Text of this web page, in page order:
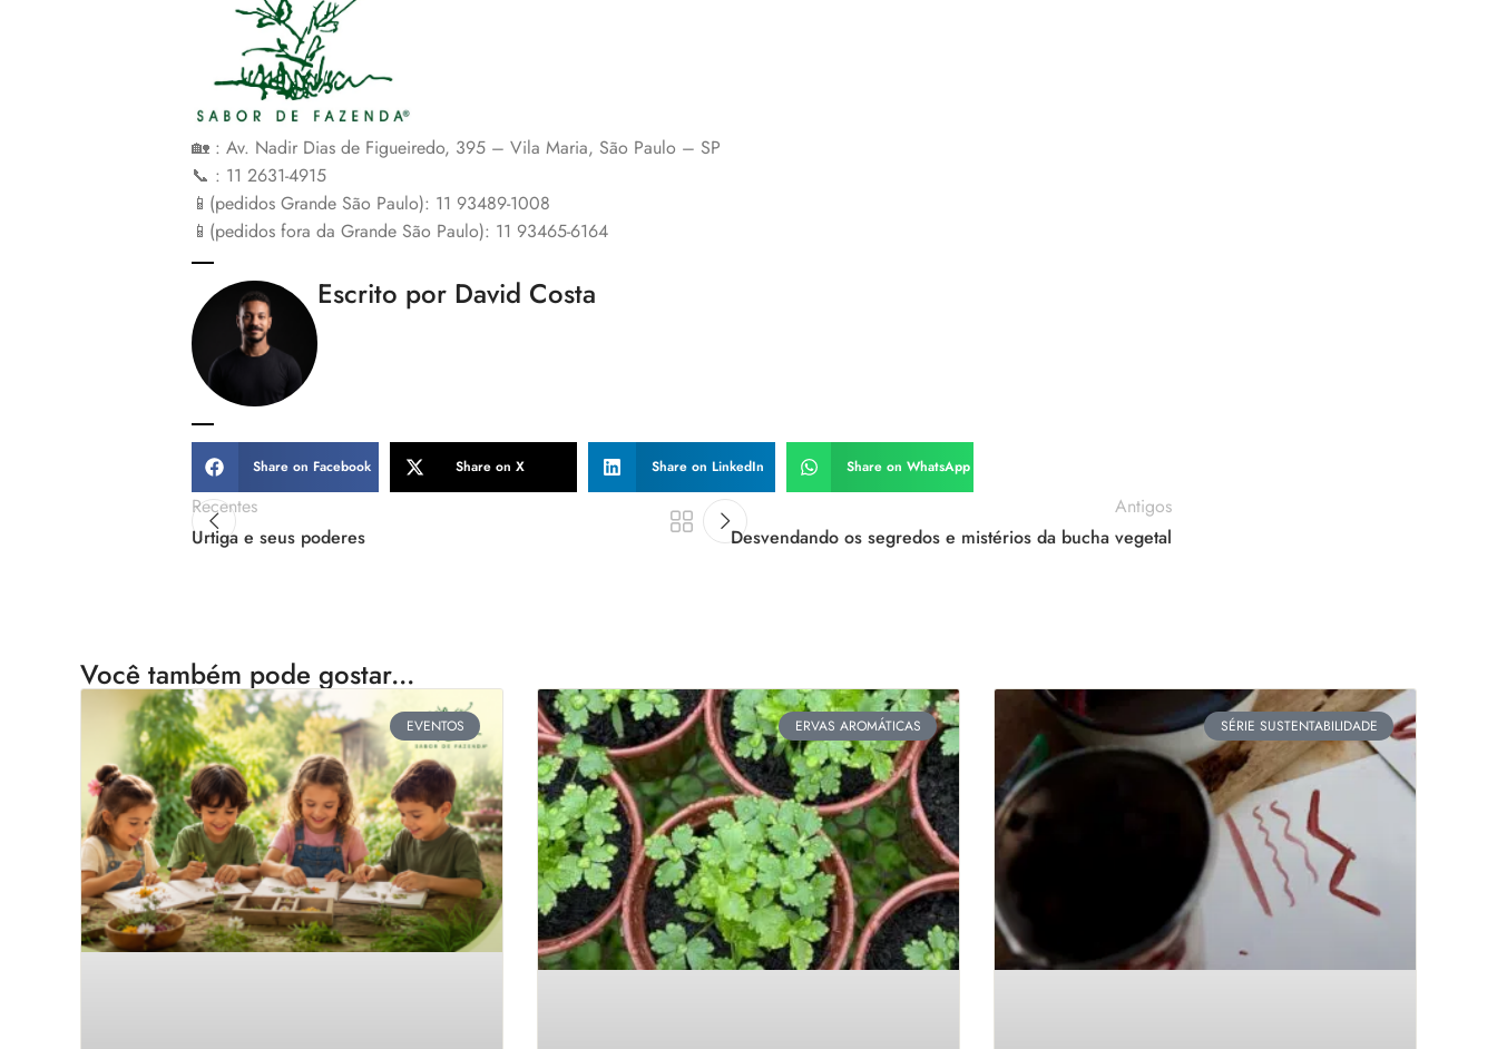
🏡 : Av. Nadir Dias de Figueiredo, 395 – Vila Maria, São Paulo – SP
📞 : 11 2631-4915
📱(pedidos Grande São Paulo): 11 93489-1008
📱(pedidos fora da Grande São Paulo): 11 93465-6164
Escrito por David Costa
Share on Facebook Share on X Share on LinkedIn Share on WhatsApp
Recentes
Urtiga e seus poderes
Antigos
Desvendando os segredos e mistérios da bucha vegetal
Você também pode gostar...
EVENTOS ERVAS AROMÁTICAS SÉRIE SUSTENTABILIDADE